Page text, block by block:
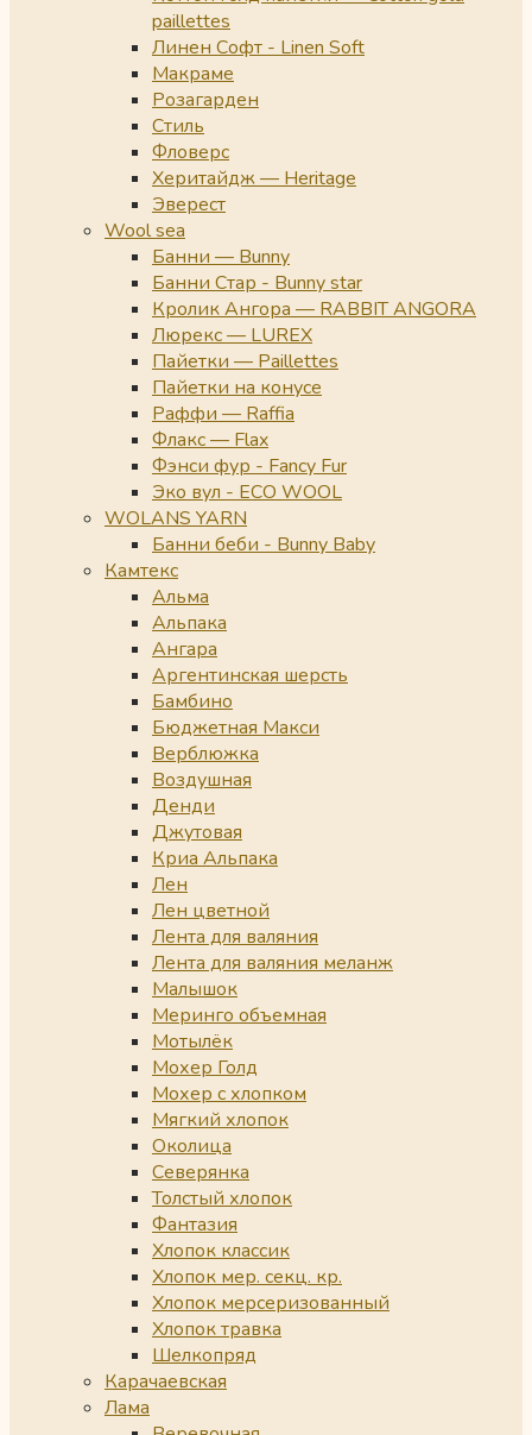
paillettes
Линен Софт - Linen Soft
Макраме
Розагарден
Стиль
Фловерс
Херитайдж — Heritage
Эверест
Wool sea
Банни — Bunny
Банни Стар - Bunny star
Кролик Ангора — RABBIT ANGORA
Люрекс — LUREX
Пайетки — Paillettes
Пайетки на конусе
Раффи — Raffia
Флакс — Flax
Фэнси фур - Fancy Fur
Эко вул - ECO WOOL
WOLANS YARN
Банни беби - Bunny Baby
Камтекс
Альма
Альпака
Ангара
Аргентинская шерсть
Бамбино
Бюджетная Макси
Верблюжка
Воздушная
Денди
Джутовая
Криа Альпака
Лен
Лен цветной
Лента для валяния
Лента для валяния меланж
Малышок
Меринго объемная
Мотылёк
Мохер Голд
Мохер с хлопком
Мягкий хлопок
Околица
Северянка
Толстый хлопок
Фантазия
Хлопок классик
Хлопок мер. секц. кр.
Хлопок мерсеризованный
Хлопок травка
Шелкопряд
Карачаевская
Лама